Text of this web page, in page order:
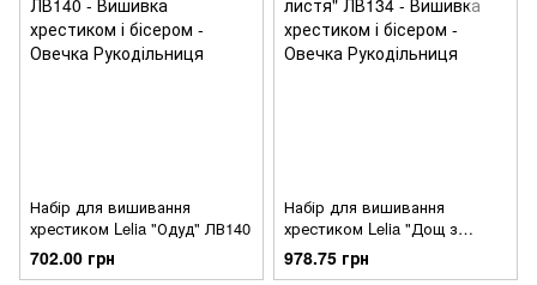
Набір для вишивання
хрестиком Lelia "Одуд" ЛВ140
702.00 грн
Набір для вишивання
хрестиком Lelia "Дощ з
листя" ЛВ134
978.75 грн